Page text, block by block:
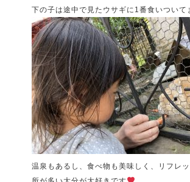
下の子は途中で見たウサギに 1 番食いついて
温泉もあるし、食べ物も美味しく、リフレ